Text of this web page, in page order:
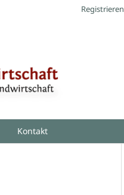
Kontakt
Registrieren